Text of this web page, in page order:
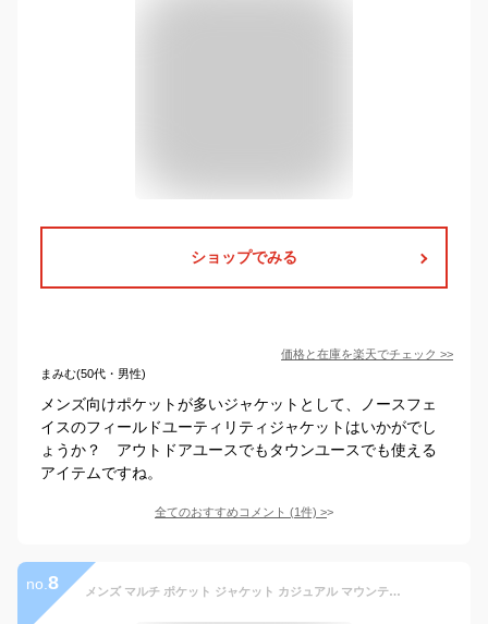
ショップでみる
価格と在庫を楽天でチェック >>
まみむ(50代・男性)
メンズ向けポケットが多いジャケットとして、ノースフェ
イスのフィールドユーティリティジャケットはいかがでし
ょうか？ アウトドアユースでもタウンユースでも使える
アイテムですね。
全てのおすすめコメント (1件) >
no. 8 メンズ マルチ ポケット ジャケット カジュアル マウンテン ワークジャケット フード